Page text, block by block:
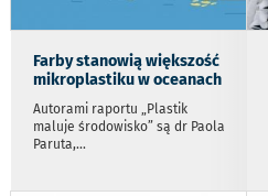
Farby stanowią większość
mikroplastiku w oceanach
Autorami raportu „Plastik
maluje środowisko” są dr Paola
Paruta,...